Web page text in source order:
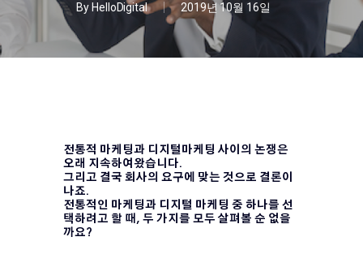
By HelloDigital 2019년 10월 16일
전통적 마케팅과 디지털마케팅 사이의 논쟁은
오래 지속하여왔습니다.
그리고 결국 회사의 요구에 맞는 것으로 결론이
나죠.
전통적인 마케팅과 디지털 마케팅 중 하나를 선
택하려고 할 때, 두 가지를 모두 살펴볼 순 없을
까요?